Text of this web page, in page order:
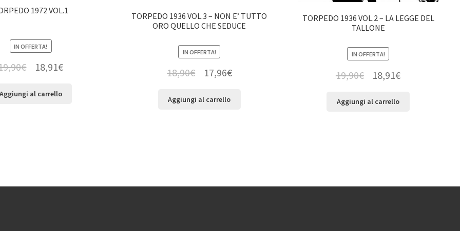
1972 VOL.1
IN OFFERTA!
€ 18,91€
al carrello
TORPEDO 1936 VOL.3 – NON E’ TUTTO
ORO QUELLO CHE SEDUCE
IN OFFERTA!
18,90€ 17,96€
Aggiungi al carrello
TORPEDO 1936 VOL.2 – LA LEGGE DEL
TALLONE
IN OFFERTA!
19,90€ 18,91€
Aggiungi al carrello